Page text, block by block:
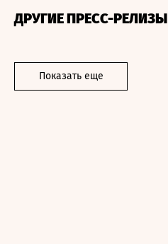
ДРУГИЕ ПРЕСС-РЕЛИЗЫ
Показать еще